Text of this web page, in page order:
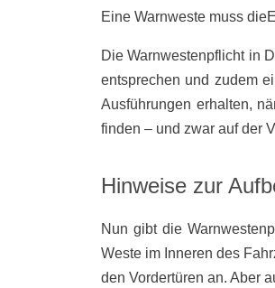
Eine Warnweste muss
Die Warnwestenpflicht in
entsprechen und zudem
Ausführungen erhalten,
finden – und zwar auf der
Hinweise zur
Nun gibt die
Weste im Inneren des
den Vordertüren an. Aber